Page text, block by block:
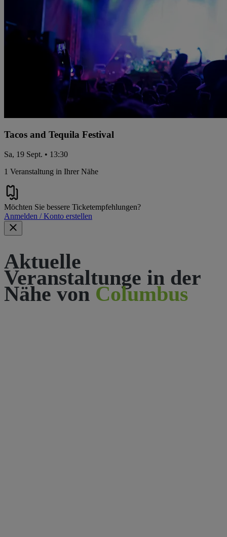
Tacos and Tequila Festival
Sa, 19 Sept. • 13:30
1 Veranstaltung in Ihrer Nähe
Möchten Sie bessere Ticketempfehlungen?
Anmelden / Konto erstellen
Aktuelle
Veranstaltunge in der
Nähe von Columbus